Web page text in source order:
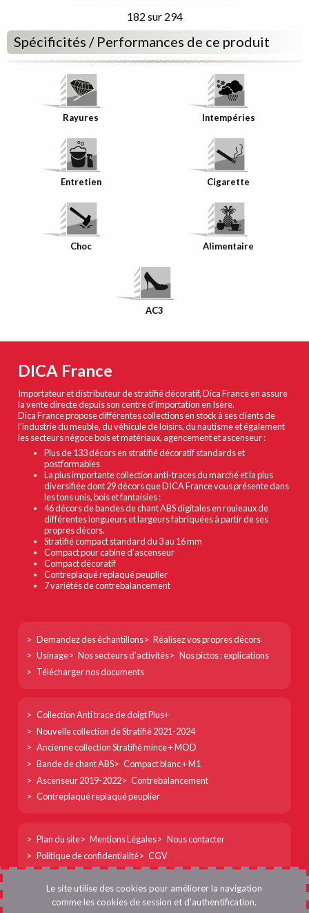
182 sur 294
Spécificités / Performances de ce produit
Rayures Intempéries
Entretien Cigarette
Choc Alimentaire
AC3
DICA France
Importateur et distributeur de stratifié décoratif, Dica France en assure
la vente directe depuis son centre d’importation en Isère.
Dica France propose différentes collections en stock à ses clients de
l’industrie du meuble, du véhicule de loisirs, du nautisme et également
les secteurs négoce bois et matériaux, agencement et ascenseur :
Plus de 133 décors en stratifié décoratif standards et
postformables
La plus importante collection anti-traces du marché et la plus
diversifiée dont 29 décors que DICA France vous présente dans
les tons unis, bois et fantaisies :
46 décors de bandes de chant ABS digitales en rouleaux de
différentes longueurs et largeurs fabriquées à partir de ses
propres décors.
Stratifié compact standard du 3 au 16 mm
Compact pour cabine d’ascenseur
Compact décoratif
Contreplaqué replaqué peuplier
7 variétés de contrebalancement
Footer
col
Demandez des échantillons
Réalisez vos propres décors
Usinage
Nos secteurs d’activités
Nos pictos : explications
Télécharger nos documents
Footer
col
Collection Anti trace de doigt Plus+
Nouvelle collection de Stratifié 2021-2024
Ancienne collection Stratifié mince + MOD
Bande de chant ABS
Compact blanc + M1
Ascenseur 2019-2022
Contrebalancement
Contreplaqué replaqué peuplier
Footer
col
3
Plan du site Mentions Légales
Nous contacter
Politique de confidentialité
CGV
Menu
du
Se connecter
Le site utilise des cookies pour améliorer la navigation
comme les cookies de session et d'authentification.